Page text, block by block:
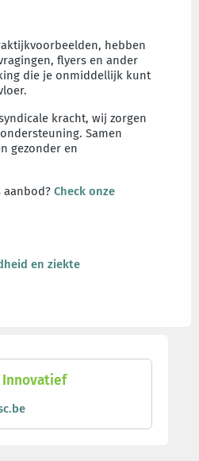
hebben
flyers en ander
die je onmiddellijk kunt
kracht, wij zorgen
Samen
gezonder en
aanbod? Check onze
en ziekte
Innovatief